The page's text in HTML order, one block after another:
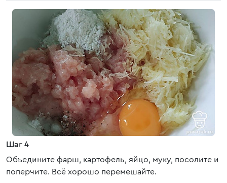
Шаг 4
Объедините фарш, картофель, яйцо, муку, посолите и
поперчите. Всё хорошо перемешайте.